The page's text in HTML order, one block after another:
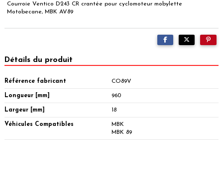
Courroie Ventico D243 CR crantée pour cyclomoteur mobylette
Motobecane, MBK AV89
Détails du produit
Référence fabricant CO89V
Longueur [mm] 960
Largeur [mm] 18
Véhicules Compatibles
MBK
MBK 89